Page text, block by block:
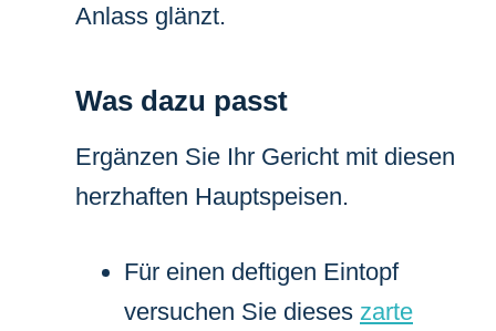
Anlass glänzt.
Was dazu passt
Ergänzen Sie Ihr Gericht mit diesen
herzhaften Hauptspeisen.
Für einen deftigen Eintopf
versuchen Sie dieses zarte